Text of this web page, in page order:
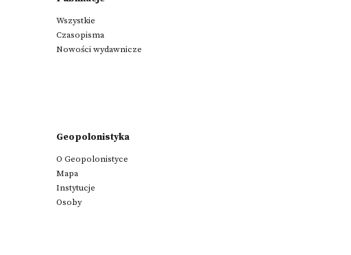
Wszystkie
Czasopisma
Nowości wydawnicze
Geopolonistyka
O Geopolonistyce
Mapa
Instytucje
Osoby